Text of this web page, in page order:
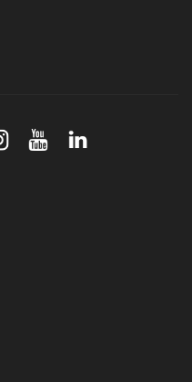
FIRST 2026! (video)